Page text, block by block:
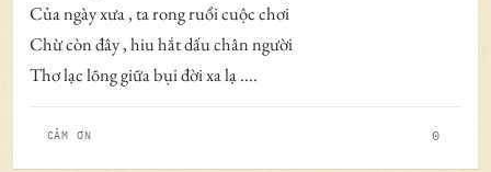
Của ngày xưa , ta rong ruổi cuộc chơi
Chừ còn đây , hiu hắt dấu chân người
Thơ lạc lõng giữa bụi đời xa lạ ....
CẢM ƠN 0